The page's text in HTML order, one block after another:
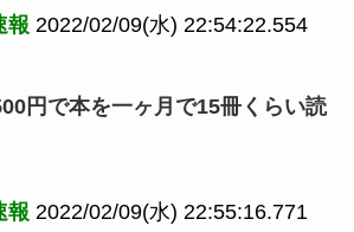
報 2022/02/09(水) 22:54:22.554
円で本を一ヶ月で15冊くらい読
報 2022/02/09(水) 22:55:16.771